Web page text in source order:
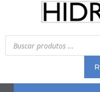
Pesquisar
produtos